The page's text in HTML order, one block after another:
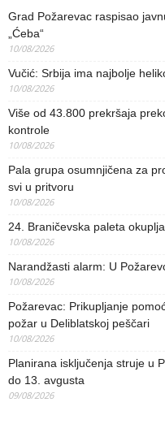
Grad Požarevac raspisao
„Ćeba“
10/08/2026
Vučić: Srbija ima najbolje
10/08/2026
Više od 43.800 prekršaja
kontrole
10/08/2026
Pala grupa osumnjičena za
svi u pritvoru
10/08/2026
24. Braničevska paleta
10/08/2026
Narandžasti alarm: U
10/08/2026
Požarevac: Prikupljanje
požar u Deliblatskoj peščari
10/08/2026
Planirana isključenja struje u
do 13. avgusta
09/08/2026